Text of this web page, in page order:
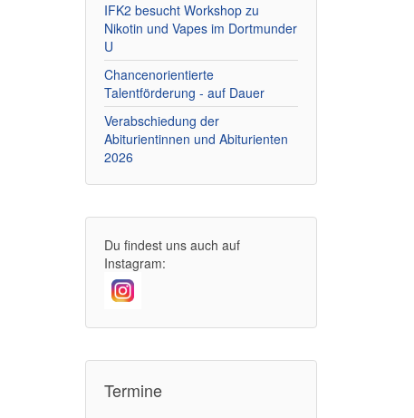
IFK2 besucht Workshop zu
Nikotin und Vapes im Dortmunder
U
Chancenorientierte
Talentförderung - auf Dauer
Verabschiedung der
Abiturientinnen und Abiturienten
2026
Du findest uns auch auf
Instagram:
Termine